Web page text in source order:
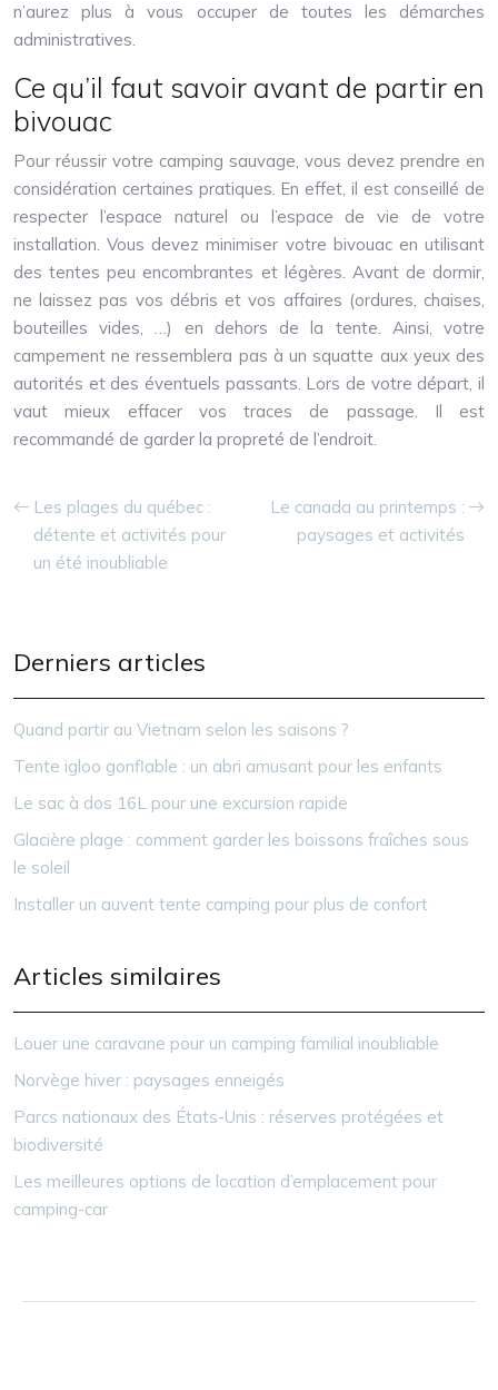
n’aurez plus à vous occuper de toutes les démarches
administratives.
Ce qu’il faut savoir avant de partir en
bivouac
Pour réussir votre camping sauvage, vous devez prendre en
considération certaines pratiques. En effet, il est conseillé de
respecter l’espace naturel ou l’espace de vie de votre
installation. Vous devez minimiser votre bivouac en utilisant
des tentes peu encombrantes et légères. Avant de dormir,
ne laissez pas vos débris et vos affaires (ordures, chaises,
bouteilles vides, …) en dehors de la tente. Ainsi, votre
campement ne ressemblera pas à un squatte aux yeux des
autorités et des éventuels passants. Lors de votre départ, il
vaut mieux effacer vos traces de passage. Il est
recommandé de garder la propreté de l’endroit.
Les plages du québec :
détente et activités pour
un été inoubliable
Le canada au printemps :
paysages et activités
Derniers articles
Quand partir au Vietnam selon les saisons ?
Tente igloo gonflable : un abri amusant pour les enfants
Le sac à dos 16L pour une excursion rapide
Glacière plage : comment garder les boissons fraîches sous
le soleil
Installer un auvent tente camping pour plus de confort
Articles similaires
Louer une caravane pour un camping familial inoubliable
Norvège hiver : paysages enneigés
Parcs nationaux des États-Unis : réserves protégées et
biodiversité
Les meilleures options de location d’emplacement pour
camping-car